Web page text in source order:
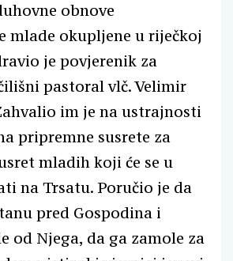
obnove
mlade okupljene u riječkoj
je povjerenik za
pastoral vlč. Velimir
im je na ustrajnosti
pripremne susrete za
mladih koji će se u
na Trsatu. Poručio je da
pred Gospodina i
od Njega, da ga zamole za